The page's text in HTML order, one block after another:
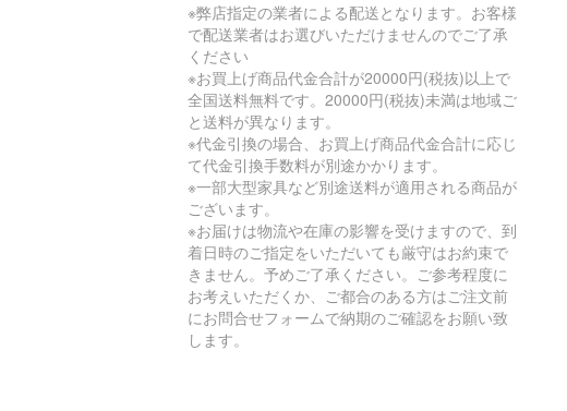
※弊店指定の業者による配送となります。お客様
で配送業者はお選びいただけませんのでご了承
ください
※お買上げ商品代金合計が20000円(税抜)以上で
全国送料無料です。20000円(税抜)未満は地域ご
と送料が異なります。
※代金引換の場合、お買上げ商品代金合計に応じ
て代金引換手数料が別途かかります。
※一部大型家具など別途送料が適用される商品が
ございます。
※お届けは物流や在庫の影響を受けますので、到
着日時のご指定をいただいても厳守はお約束で
きません。予めご了承ください。ご参考程度に
お考えいただくか、ご都合のある方はご注文前
にお問合せフォームで納期のご確認をお願い致
します。